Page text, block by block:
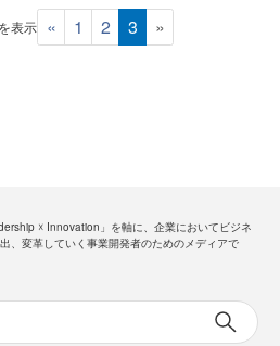
表示 « 1 2 3 »
☓ Innovation」を軸に、企業においてビジネ
、変革していく事業開発者のためのメディアで